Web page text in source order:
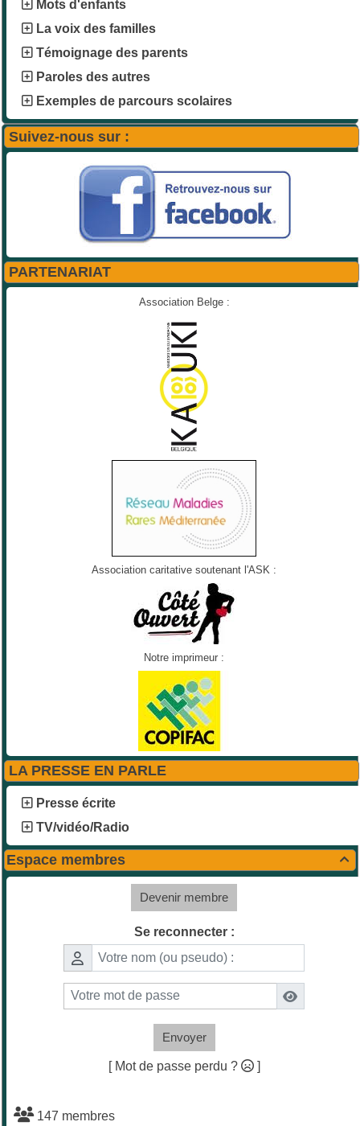
Mots d'enfants
La voix des familles
Témoignage des parents
Paroles des autres
Exemples de parcours scolaires
Suivez-nous sur :
PARTENARIAT
Association Belge :
Association caritative soutenant l'ASK :
Notre imprimeur :
LA PRESSE EN PARLE
Presse écrite
TV/vidéo/Radio

Espace membres
Devenir membre
Se reconnecter :
Envoyer
[ Mot de passe perdu ? ]
147 membres